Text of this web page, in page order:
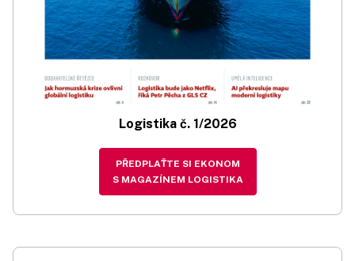
Logistika č. 1/2026
PŘEDPLAŤTE SI EKONOM
S MAGAZÍNEM LOGISTIKA